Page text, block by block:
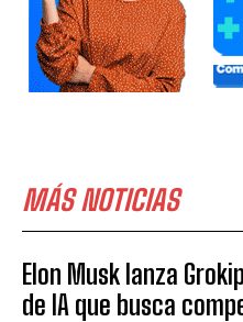
MÁS NOTICIAS
Elon Musk lanza
de IA que busca